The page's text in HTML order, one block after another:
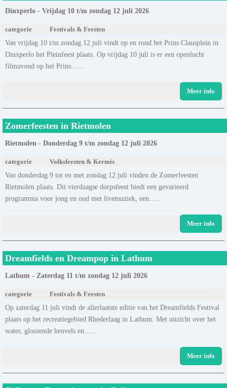
Dinxperlo - Vrijdag 10 t/m zondag 12 juli 2026
categorie Festivals & Feesten
Van vrijdag 10 t/m zondag 12 juli vindt op en rond het Prins Clausplein in
Dinxperlo het Pleinfeest plaats. Op vrijdag 10 juli is er een openlucht
filmavond op het Prins......
Meer info
Zomerfeesten in Rietmolen
Rietmolen - Donderdag 9 t/m zondag 12 juli 2026
categorie Volksfeesten & Kermis
Van donderdag 9 tot en met zondag 12 juli vinden de Zomerfeesten
Rietmolen plaats. Dit vierdaagse dorpsfeest biedt een gevarieerd
programma voor jong en oud met livemuziek, een......
Meer info
Dreamfields en Dreampop in Lathum
Lathum - Zaterdag 11 t/m zondag 12 juli 2026
categorie Festivals & Feesten
Op zaterdag 11 juli vindt de allerlaatste editie van het Dreamfields Festival
plaats op het recreatiegebied Rhederlaag in Lathum. Met uitzicht over het
water, glooiende heuvels en......
Meer info